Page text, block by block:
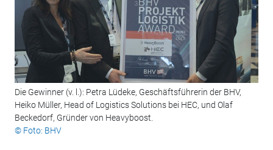
Die Gewinner (v. l.): Petra Lüdeke, Geschäftsführerin der BHV,
Heiko Müller, Head of Logistics Solutions bei HEC, und Olaf
Beckedorf, Gründer von Heavyboost.
© Foto: BHV